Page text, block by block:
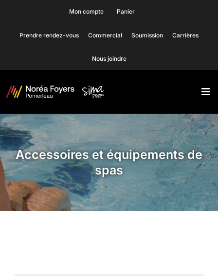
content
Mon compte Panier
Prendre rendez-vous Commercial Soumission Carrières
Nous joindre
Accessoires et équipements de
spas